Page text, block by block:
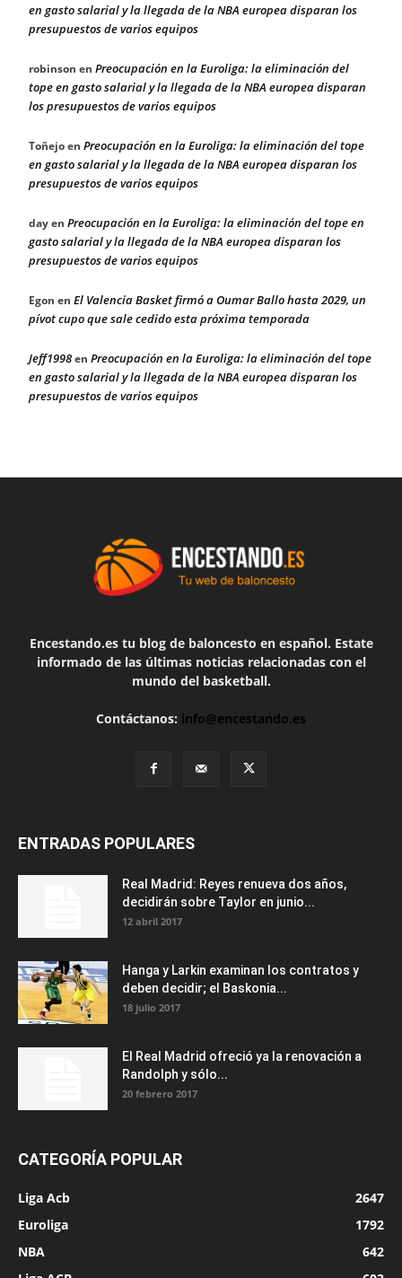
en gasto salarial y la llegada de la NBA europea disparan los
presupuestos de varios equipos
robinson en Preocupación en la Euroliga: la eliminación del
tope en gasto salarial y la llegada de la NBA europea disparan
los presupuestos de varios equipos
Toñejoen Preocupación en la Euroliga: la eliminación del tope
en gasto salarial y la llegada de la NBA europea disparan los
presupuestos de varios equipos
dayen Preocupación en la Euroliga: la eliminación del tope en
gasto salarial y la llegada de la NBA europea disparan los
presupuestos de varios equipos
Egon en El Valencia Basket firmó a Oumar Ballo hasta 2029, un
pívot cupo que sale cedido esta próxima temporada
Jeff1998en Preocupación en la Euroliga: la eliminación del tope
en gasto salarial y la llegada de la NBA europea disparan los
presupuestos de varios equipos
Encestando.es tu blog de baloncesto en español. Estate
informado de las últimas noticias relacionadas con el
mundo del basketball.
Contáctanos: info@encestando.es
ENTRADAS POPULARES
Real Madrid: Reyes renueva dos años,
decidirán sobre Taylor en junio...
12 abril 2017
Hanga y Larkin examinan los contratos y
deben decidir; el Baskonia...
18 julio 2017
El Real Madrid ofreció ya la renovación a
Randolph y sólo...
20 febrero 2017
CATEGORÍA POPULAR
Liga Acb
2647
Euroliga
1792
NBA
642